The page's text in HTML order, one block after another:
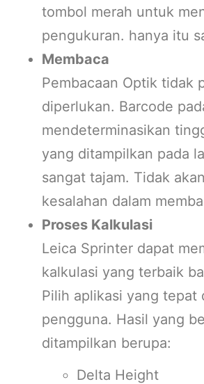
tombol merah untuk
pengukuran. hanya itu
Membaca
Pembacaan Optik tidak
diperlukan. Barcode
mendeterminasikan
yang ditampilkan pada
sangat tajam. Tidak
kesalahan dalam
Proses Kalkulasi
Leica Sprinter dapat
kalkulasi yang terbaik
Pilih aplikasi yang tepat
pengguna. Hasil yang
ditampilkan berupa:
Delta Height